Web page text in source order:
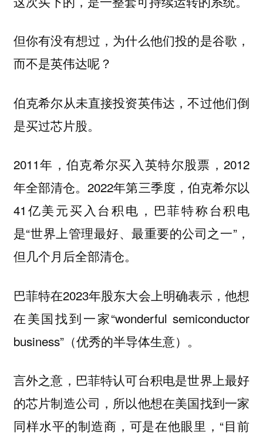
但你有没有想过，为什么他们投的是谷歌，
而不是英伟达呢？
伯克希尔从未直接投资英伟达，不过他们倒
是买过芯片股。
2011年，伯克希尔买入英特尔股票，2012
年全部清仓。2022年第三季度，伯克希尔以
41亿美元买入台积电，巴菲特称台积电
是“世界上管理最好、最重要的公司之一”，
但几个月后全部清仓。
巴菲特在2023年股东大会上明确表示，他想
在美国找到一家“wonderful semiconductor
business”（优秀的半导体生意）。
言外之意，巴菲特认可台积电是世界上最好
的芯片制造公司，所以他想在美国找到一家
同样水平的制造商，可是在他眼里，“目前